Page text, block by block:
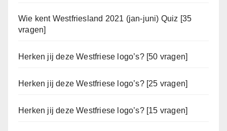
Wie kent Westfriesland 2021 (jan-juni) Quiz [35
vragen]
Herken jij deze Westfriese logo’s? [50 vragen]
Herken jij deze Westfriese logo’s? [25 vragen]
Herken jij deze Westfriese logo’s? [15 vragen]